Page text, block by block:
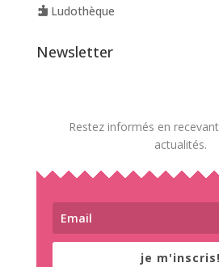
Ludothèque
Newsletter
Restez informés en
actualités.
je m'inscris!